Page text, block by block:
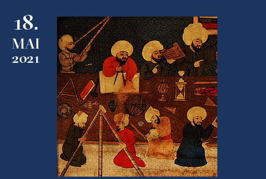
18.
MAI
2021